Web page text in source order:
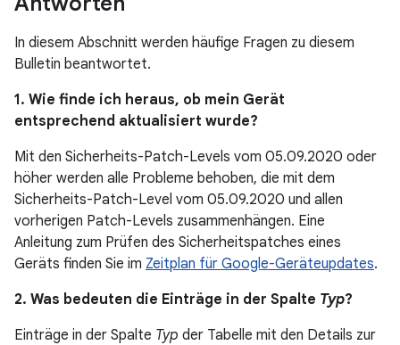
In diesem Abschnitt werden häufige Fragen zu diesem
Bulletin beantwortet.
1. Wie finde ich heraus, ob mein Gerät
entsprechend aktualisiert wurde?
Mit den Sicherheits-Patch-Levels vom 05.09.2020 oder
höher werden alle Probleme behoben, die mit dem
Sicherheits-Patch-Level vom 05.09.2020 und allen
vorherigen Patch-Levels zusammenhängen. Eine
Anleitung zum Prüfen des Sicherheitspatches eines
Geräts finden Sie im Zeitplan für Google-Geräteupdates.
2. Was bedeuten die Einträge in der Spalte Typ?
Einträge in der Spalte Typ der Tabelle mit den Details zur